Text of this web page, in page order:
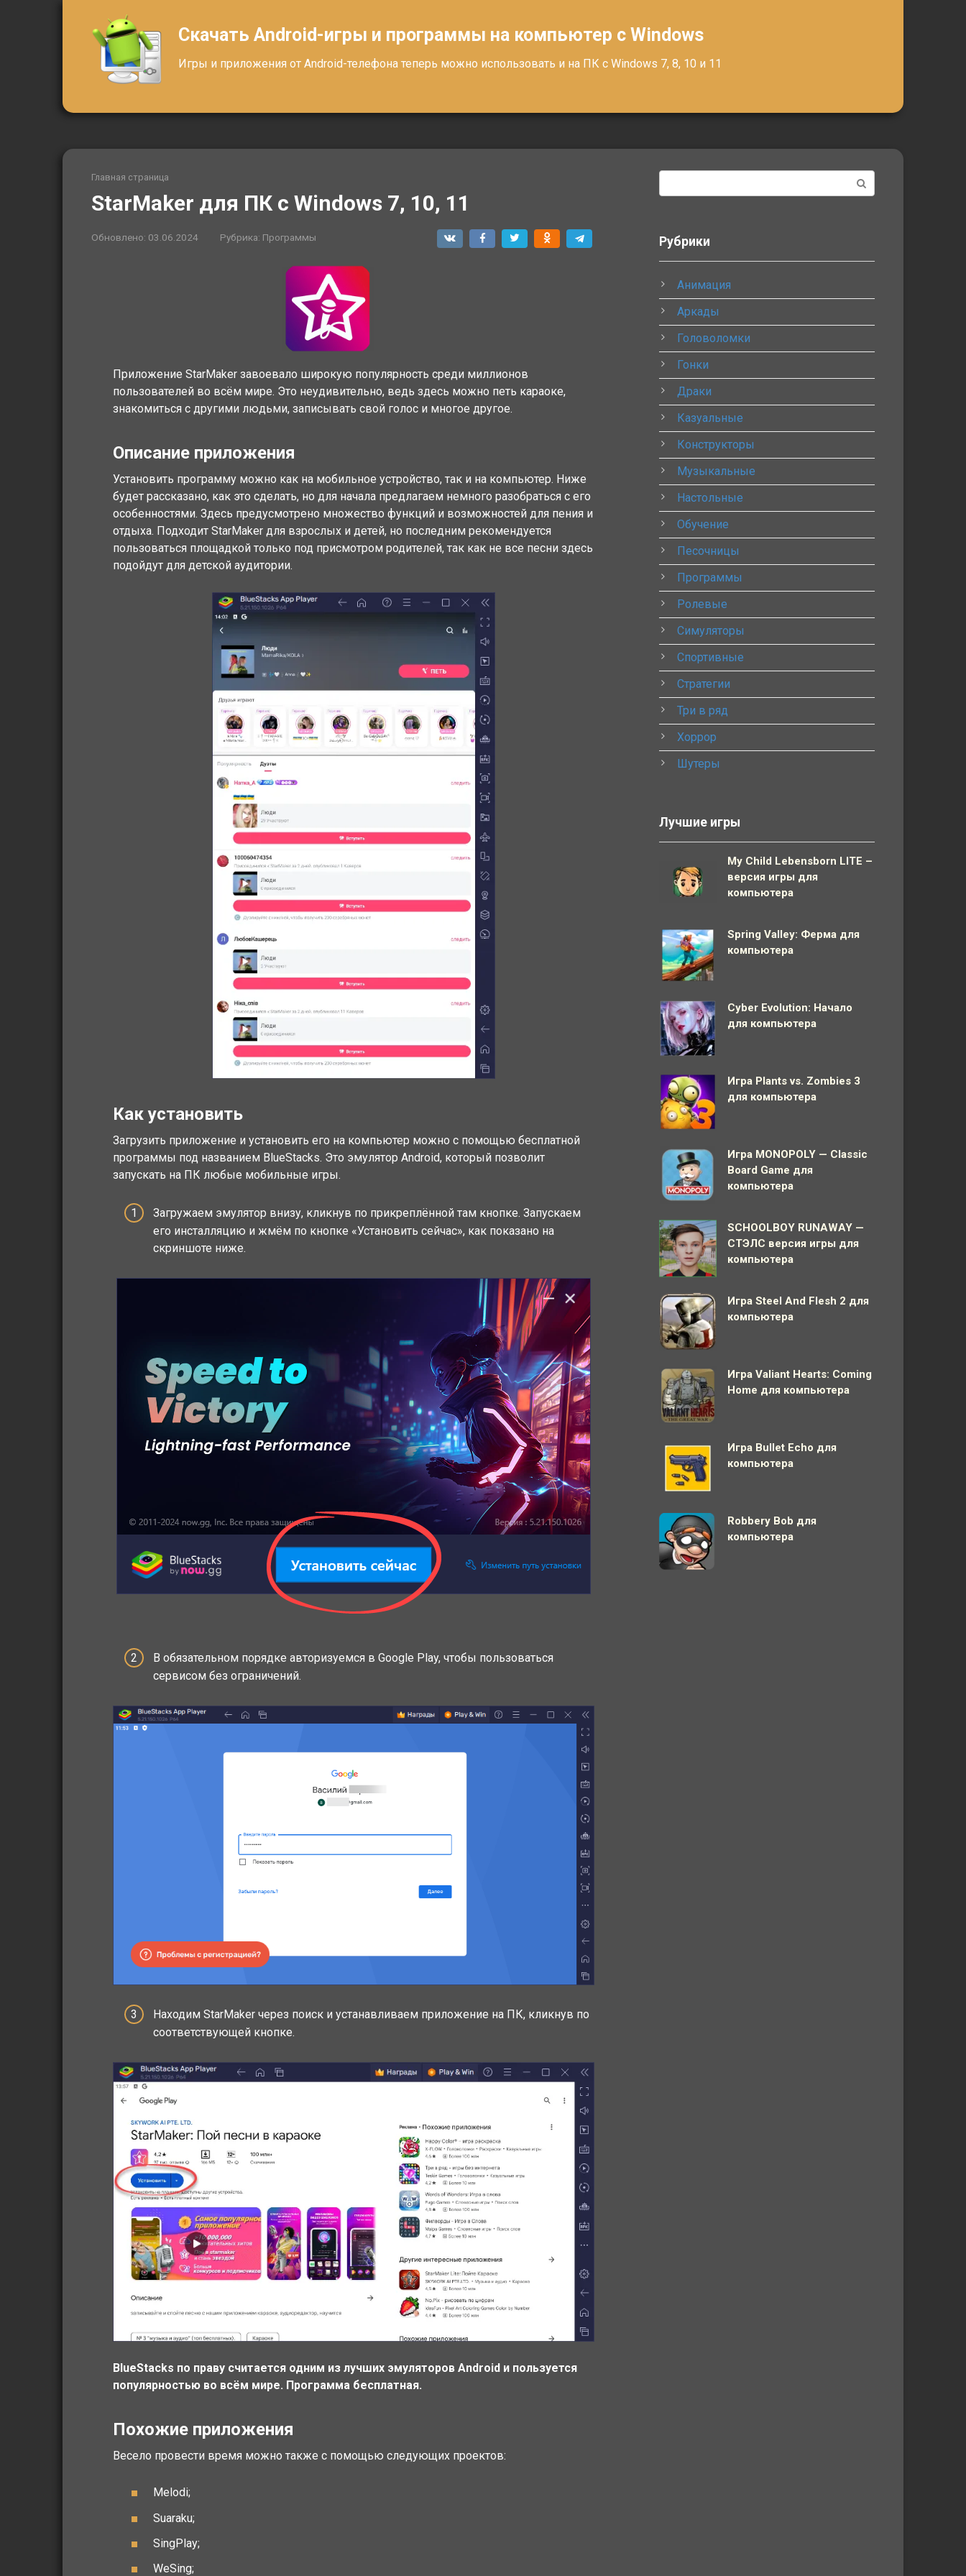
Скачать Android-игры и программы на компьютер с Windows
Игры и приложения от Android-телефона теперь можно использовать и на ПК с Windows 7, 8, 10 и 11
Главная страница
StarMaker для ПК с Windows 7, 10, 11
Обновлено: 03.06.2024 Рубрика: Программы
Приложение StarMaker завоевало широкую популярность среди миллионов
пользователей во всём мире. Это неудивительно, ведь здесь можно петь караоке,
знакомиться с другими людьми, записывать свой голос и многое другое.
Описание приложения
Установить программу можно как на мобильное устройство, так и на компьютер. Ниже
будет рассказано, как это сделать, но для начала предлагаем немного разобраться с его
особенностями. Здесь предусмотрено множество функций и возможностей для пения и
отдыха. Подходит StarMaker для взрослых и детей, но последним рекомендуется
пользоваться площадкой только под присмотром родителей, так как не все песни здесь
подойдут для детской аудитории.
Как установить
Загрузить приложение и установить его на компьютер можно с помощью бесплатной
программы под названием BlueStacks. Это эмулятор Android, который позволит
запускать на ПК любые мобильные игры.
Загружаем эмулятор внизу, кликнув по прикреплённой там кнопке. Запускаем
его инсталляцию и жмём по кнопке «Установить сейчас», как показано на
скриншоте ниже.
В обязательном порядке авторизуемся в Google Play, чтобы пользоваться
сервисом без ограничений.
Находим StarMaker через поиск и устанавливаем приложение на ПК, кликнув по
соответствующей кнопке.
BlueStacks по праву считается одним из лучших эмуляторов Android и пользуется
популярностью во всём мире. Программа бесплатная.
Похожие приложения
Весело провести время можно также с помощью следующих проектов:
Melodi;
Suaraku;
SingPlay;
WeSing;
Рубрики
Анимация
Аркады
Головоломки
Гонки
Драки
Казуальные
Конструкторы
Музыкальные
Настольные
Обучение
Песочницы
Программы
Ролевые
Симуляторы
Спортивные
Стратегии
Три в ряд
Хоррор
Шутеры
Лучшие игры
My Child Lebensborn LITE –
версия игры для
компьютера
Spring Valley: Ферма для
компьютера
Cyber Evolution: Начало
для компьютера
Игра Plants vs. Zombies 3
для компьютера
Игра MONOPOLY — Classic
Board Game для
компьютера
SCHOOLBOY RUNAWAY —
СТЭЛС версия игры для
компьютера
Игра Steel And Flesh 2 для
компьютера
Игра Valiant Hearts: Coming
Home для компьютера
Игра Bullet Echo для
компьютера
Robbery Bob для
компьютера